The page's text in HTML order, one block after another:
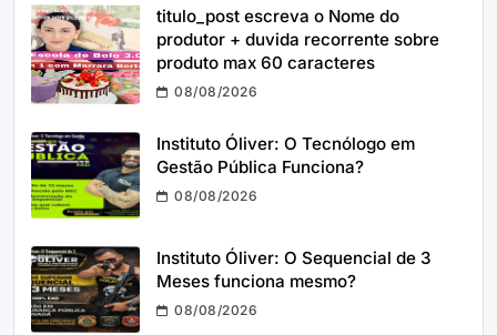
titulo_post escreva o Nome do
produtor + duvida recorrente sobre
produto max 60 caracteres
08/08/2026
Instituto Óliver: O Tecnólogo em
Gestão Pública Funciona?
08/08/2026
Instituto Óliver: O Sequencial de 3
Meses funciona mesmo?
08/08/2026